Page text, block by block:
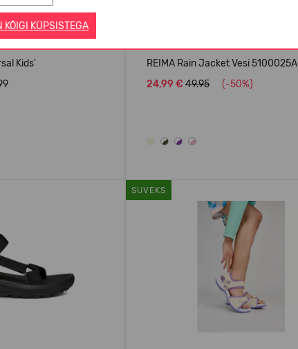
KÕIGI KÜPSISTEGA
Kids'
REIMA Rain Jacket Vesi 5100025A
24,99 € 49.95 (-50%)
SUVEKS